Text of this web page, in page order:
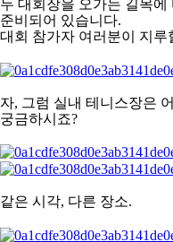
두 대회장을 오가는 길목에
준비되어 있습니다.
대회 참가자 여러분이 지루
자, 그럼 실내 테니스장은
궁금하시죠?
같은 시각, 다른 장소.